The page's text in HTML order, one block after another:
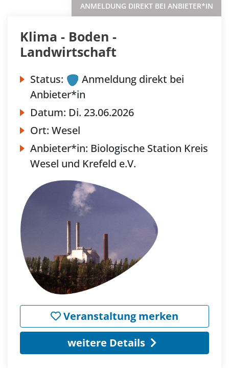
ANMELDUNG DIREKT BEI ANBIETER*IN
Klima - Boden -
Landwirtschaft
Status:
Anmeldung direkt bei
Anbieter*in
Datum: Di. 23.06.2026
Ort: Wesel
Anbieter*in: Biologische Station Kreis
Wesel und Krefeld e.V.
Veranstaltung merken
weitere Details